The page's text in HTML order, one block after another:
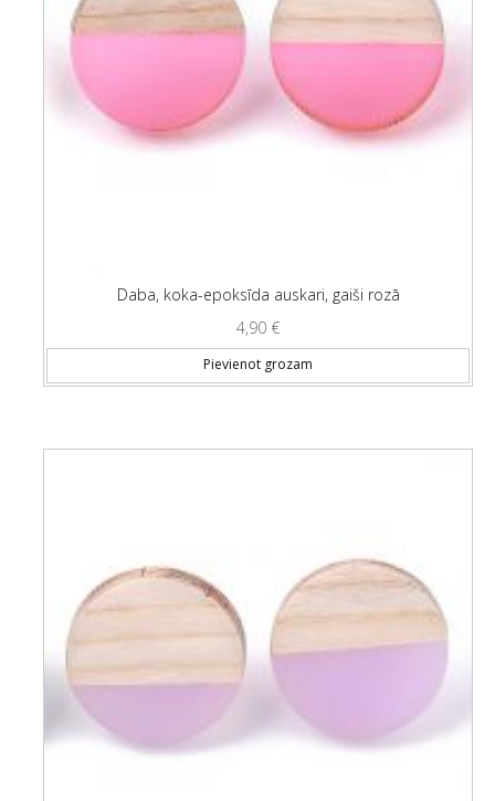
Daba, koka-epoksīda auskari, gaiši rozā
4,90 €
Pievienot grozam